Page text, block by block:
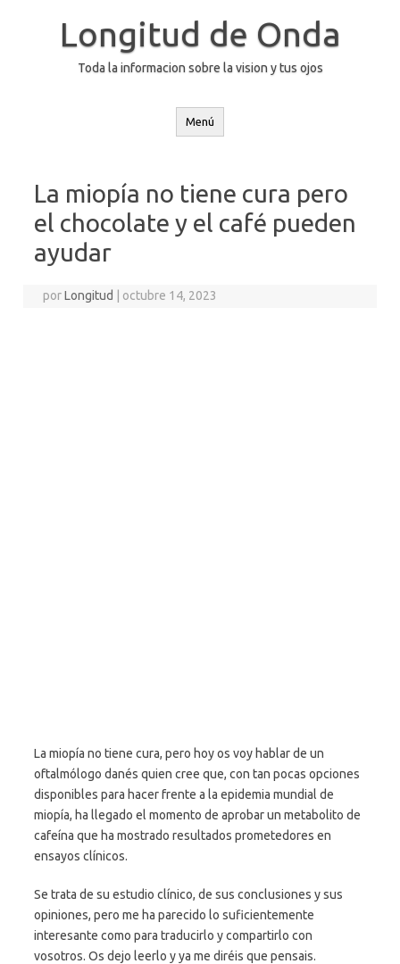
Longitud de Onda
Toda la informacion sobre la vision y tus ojos
Menú
La miopía no tiene cura pero
el chocolate y el café pueden
ayudar
porLongitud octubre 14, 2023
La miopía no tiene cura, pero hoy os voy hablar de un
oftalmólogo danés quien cree que, con tan pocas opciones
disponibles para hacer frente a la epidemia mundial de
miopía, ha llegado el momento de aprobar un metabolito de
cafeína que ha mostrado resultados prometedores en
ensayos clínicos.
Se trata de su estudio clínico, de sus conclusiones y sus
opiniones, pero me ha parecido lo suficientemente
interesante como para traducirlo y compartirlo con
vosotros. Os dejo leerlo y ya me diréis que pensais.